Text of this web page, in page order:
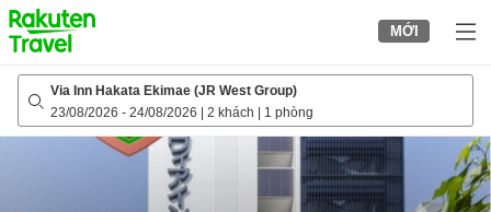
to
top
page
MỚI
Via Inn Hakata Ekimae (JR West Group)
23/08/2026 - 24/08/2026 2 khách 1 phòng